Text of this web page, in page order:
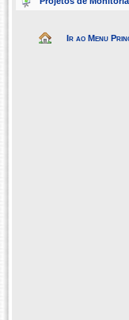
Ir ao Menu